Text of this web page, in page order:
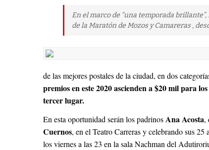
En el marco de “una temporada
de la Maratón de Mozos y Camareras ,
de las mejores postales de la ciudad, en dos
premios en este 2020 ascienden a $20 mil para
tercer lugar.
En esta oportunidad serán los padrinosAna Acosta,
Cuernos, en el Teatro Carreras y celebrando sus 25
los viernes a las 23 en la sala Nachman del